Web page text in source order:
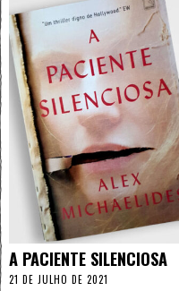
A PACIENTE SILENCIOSA
21 DE JULHO DE 2021